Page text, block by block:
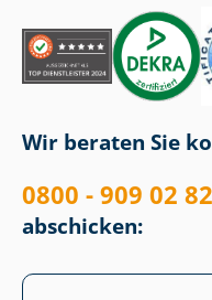
Wir beraten Sie
0800 - 909 02 82
abschicken: